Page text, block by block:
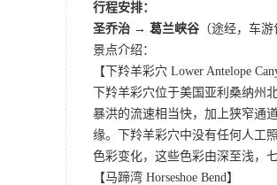
行程安排：
圣乔治 → 葛兰峡谷 （途经，车
景点介绍：
【下羚羊彩穴 Lower Antelope
下羚羊彩穴位于美国亚利桑纳
暴洪的流速相当快，加上狭窄通
缘。下羚羊彩穴中没有任何人工
色彩变化，这些色彩由深至浅，
【马蹄湾 Horseshoe Bend】